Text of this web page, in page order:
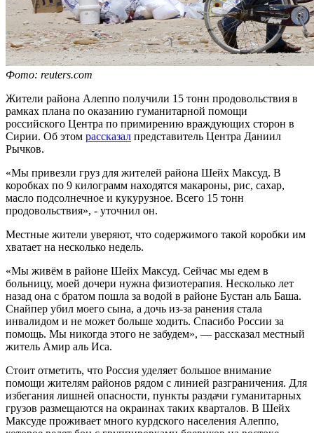
Фото: reuters.com
Жители района Алеппо получили 15 тонн продовольствия в
рамках плана по оказанию гуманитарной помощи
российского Центра по примирению враждующих сторон в
Сирии. Об этом рассказал представитель Центра Даниил
Рычков.
«Мы привезли груз для жителей района Шейх Максуд. В
коробках по 9 килограмм находятся макароны, рис, сахар,
масло подсолнечное и кукурузное. Всего 15 тонн
продовольствия», - уточнил он.
Местные жители уверяют, что содержимого такой коробки им
хватает на несколько недель.
«Мы живём в районе Шейх Максуд. Сейчас мы едем в
больницу, моей дочери нужна физиотерапия. Несколько лет
назад она с братом пошла за водой в районе Бустан аль Баша.
Снайпер убил моего сына, а дочь из-за ранения стала
инвалидом и не может больше ходить. Спасибо России за
помощь. Мы никогда этого не забудем», — рассказал местный
житель Амир аль Иса.
Стоит отметить, что Россия уделяет большое внимание
помощи жителям районов рядом с линией разграничения. Для
избегания лишней опасности, пункты раздачи гуманитарных
грузов размещаются на окраинах таких кварталов. В Шейх
Максуде проживает много курдского населения Алеппо,